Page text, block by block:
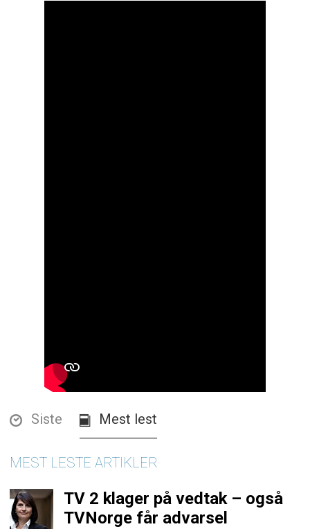
Siste Mest lest
MEST LESTE ARTIKLER
TV 2 klager på vedtak – også
TVNorge får advarsel